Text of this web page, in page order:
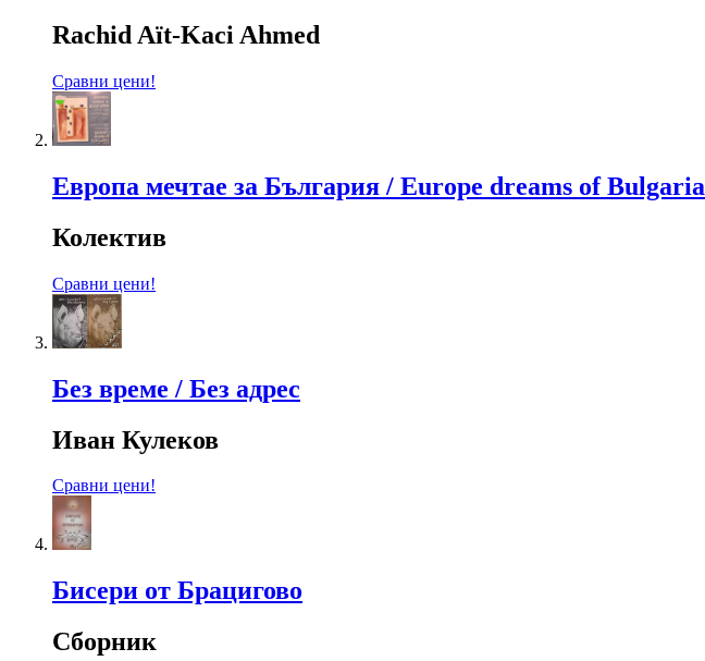
Rachid Aït-Kaci Ahmed
Сравни цени!
Европа мечтае за България / Europe dreams of Bulgaria
Колектив
Сравни цени!
Без време / Без адрес
Иван Кулеков
Сравни цени!
Бисери от Брацигово
Сборник